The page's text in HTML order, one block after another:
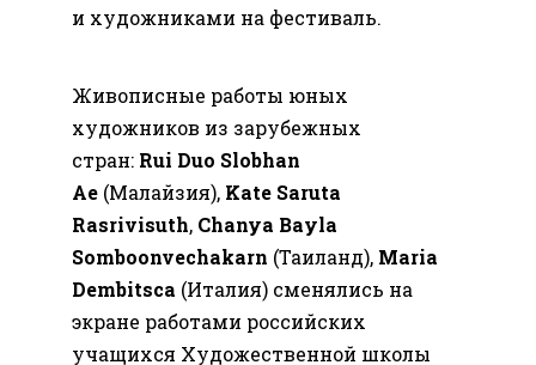
и художниками на фестиваль.
Живописные работы юных
художников из зарубежных
стран: Rui Duo Slobhan
Ae (Малайзия), Kate Saruta
Rasrivisuth, Chanya Bayla
Somboonvechakarn (Таиланд), Maria
Dembitsca (Италия) сменялись на
экране работами российских
учащихся Художественной школы